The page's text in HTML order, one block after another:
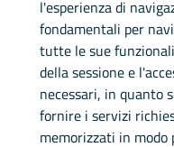
l'esperienza di
fondamentali per
tutte le sue
della sessione e
necessari, in quanto
fornire i servizi
memorizzati in